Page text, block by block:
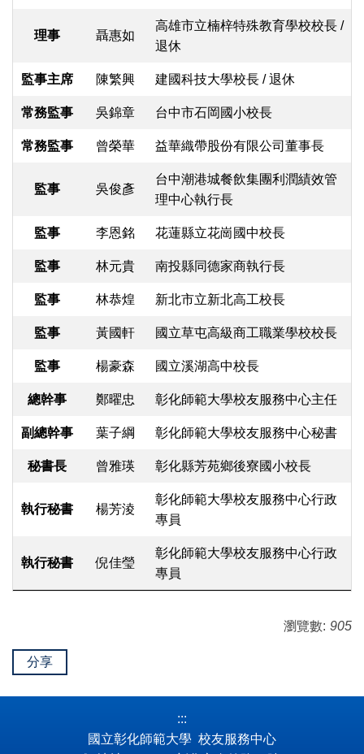
理事 聶惠如
高雄市立楠梓特殊教育學校校長 /
退休
監事主席 陳繁興 建國科技大學校長 / 退休
常務監事 吳錦章 台中市石岡國小校長
常務監事 曾榮華 益華織帶股份有限公司董事長
監事 吳俊彥
台中潮港城餐飲集團利潤績效管
理中心執行長
監事 李恩銘 花蓮縣立花崗國中校長
監事 林元貴 南投縣同德家商執行長
監事 林恭煌 新北市立新北高工校長
監事 黃國軒 國立草屯高級商工職業學校校長
監事 楊豪森 國立溪湖高中校長
總幹事 鄭曜忠 彰化師範大學校友服務中心主任
副總幹事 葉子綱 彰化師範大學校友服務中心秘書
秘書長 曾雅瑛 彰化縣芳苑鄉後寮國小校長
執行秘書 楊芳淩
彰化師範大學校友服務中心行政
專員
執行秘書 倪佳瑩
彰化師範大學校友服務中心行政
專員
瀏覽數: 905
分享
:::
國立彰化師範大學 校友服務中心